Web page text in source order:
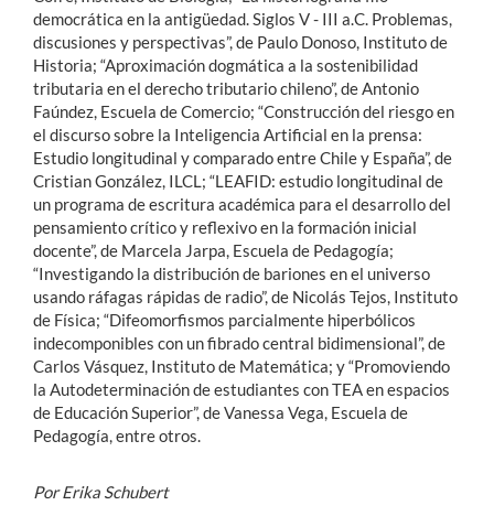
democrática en la antigüedad. Siglos V - III a.C. Problemas,
discusiones y perspectivas”, de Paulo Donoso, Instituto de
Historia; “Aproximación dogmática a la sostenibilidad
tributaria en el derecho tributario chileno”, de Antonio
Faúndez, Escuela de Comercio; “Construcción del riesgo en
el discurso sobre la Inteligencia Artificial en la prensa:
Estudio longitudinal y comparado entre Chile y España”, de
Cristian González, ILCL; “LEAFID: estudio longitudinal de
un programa de escritura académica para el desarrollo del
pensamiento crítico y reflexivo en la formación inicial
docente”, de Marcela Jarpa, Escuela de Pedagogía;
“Investigando la distribución de bariones en el universo
usando ráfagas rápidas de radio”, de Nicolás Tejos, Instituto
de Física; “Difeomorfismos parcialmente hiperbólicos
indecomponibles con un fibrado central bidimensional”, de
Carlos Vásquez, Instituto de Matemática; y “Promoviendo
la Autodeterminación de estudiantes con TEA en espacios
de Educación Superior”, de Vanessa Vega, Escuela de
Pedagogía, entre otros.
Por Erika Schubert